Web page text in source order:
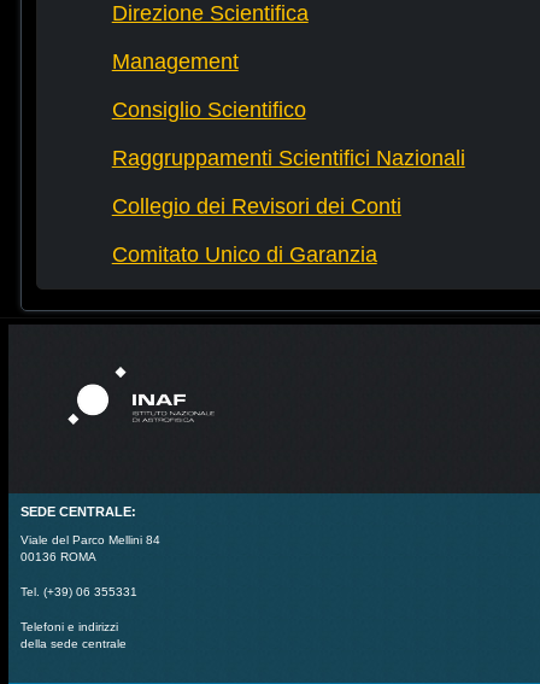
Direzione Scientifica
Management
Consiglio Scientifico
Raggruppamenti Scientifici Nazionali
Collegio dei Revisori dei Conti
Comitato Unico di Garanzia
SEDE CENTRALE:
Viale del Parco Mellini 84
00136 ROMA
Tel. (+39) 06 355331
Telefoni e indirizzi
della sede centrale